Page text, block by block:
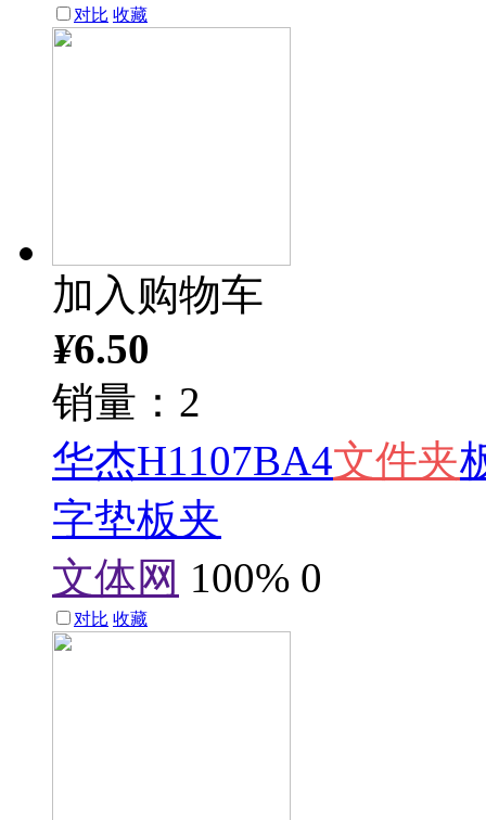
对比 收藏
加入购物车
¥6.50
销量：2
华杰H1107BA4文件夹
字垫板夹
文体网 100% 0
对比 收藏